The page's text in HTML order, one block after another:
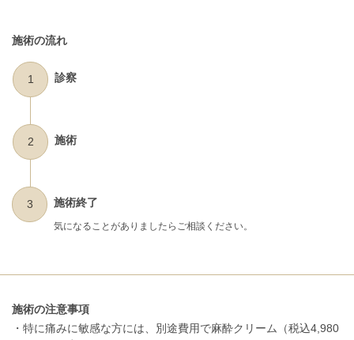
施術の流れ
1 診察
2 施術
3 施術終了
気になることがありましたらご相談ください。
施術の注意事項
・特に痛みに敏感な方には、別途費用で麻酔クリーム（税込4,980